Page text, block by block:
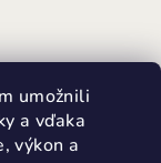
umožnili
a vďaka
výkon a